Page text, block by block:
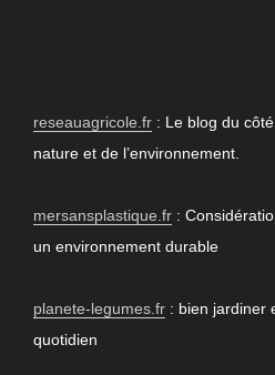
reseauagricole.fr : Le blog du
nature et de l’environnement.
mersansplastique.fr :
un environnement durable
planete-legumes.fr : bien jardiner
quotidien